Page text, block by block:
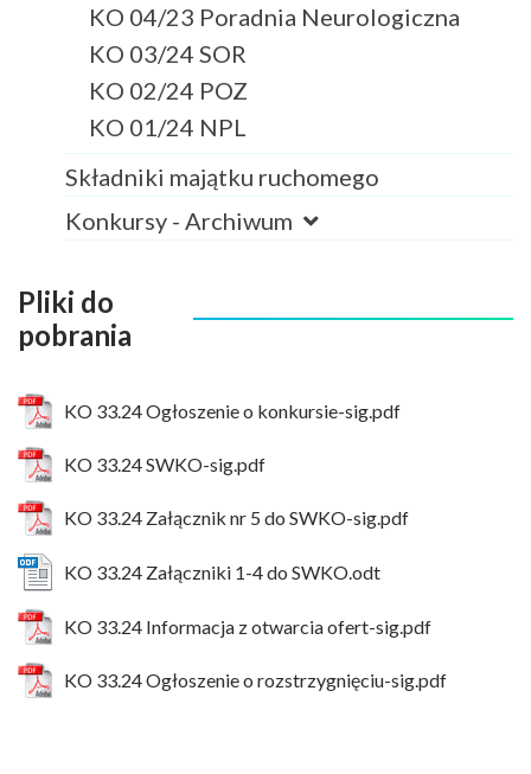
KO 04/23 Poradnia Neurologiczna
KO 03/24 SOR
KO 02/24 POZ
KO 01/24 NPL
Składniki majątku ruchomego
Konkursy - Archiwum
Pliki do
pobrania
KO 33.24 Ogłoszenie o konkursie-sig.pdf
KO 33.24 SWKO-sig.pdf
KO 33.24 Załącznik nr 5 do SWKO-sig.pdf
KO 33.24 Załączniki 1-4 do SWKO.odt
KO 33.24 Informacja z otwarcia ofert-sig.pdf
KO 33.24 Ogłoszenie o rozstrzygnięciu-sig.pdf